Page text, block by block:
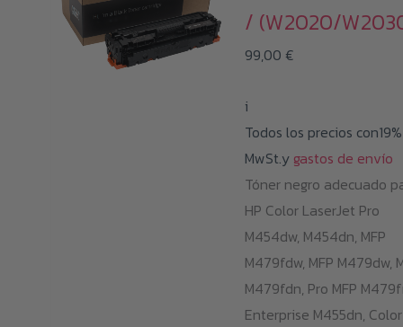
/ (W2020/
99,00 €
i
Todos los precios con19%
MwSt.y gastos de envío
Tóner negro adecuado
HP Color LaserJet Pro
M454dw, M454dn, MFP
M479fdw, MFP M479dw,
M479fdn, Pro MFP
Enterprise M455dn, Color